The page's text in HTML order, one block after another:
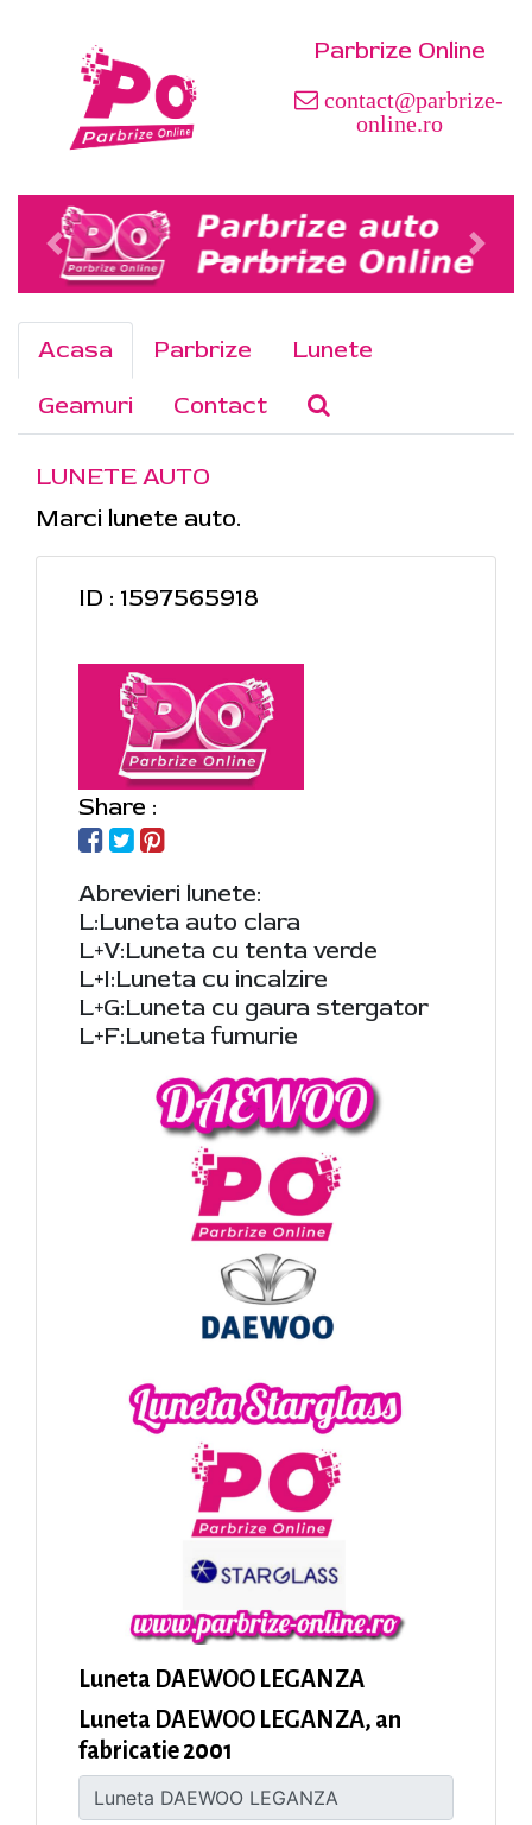
Parbrize Online
contact@parbrize-
online.ro
Acasa Parbrize
Lunete
Geamuri
Contact
LUNETE AUTO
Marci lunete auto.
ID : 1597565918
Share :
Abrevieri lunete:
L:Luneta auto clara
L+V:Luneta cu tenta verde
L+I:Luneta cu incalzire
L+G:Luneta cu gaura stergator
L+F:Luneta fumurie
Luneta DAEWOO LEGANZA
Luneta DAEWOO LEGANZA, an
fabricatie 2001